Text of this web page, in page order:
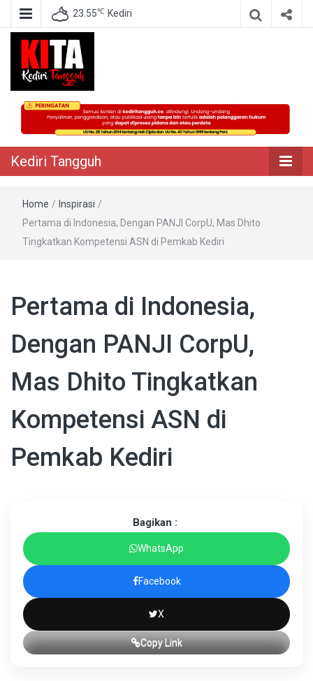
23.55℃ Kediri
Kediri Tangguh
Berita Akurat Terpercaya
Kediri Tangguh
Home / Inspirasi /
Pertama di Indonesia, Dengan PANJI CorpU, Mas Dhito
Tingkatkan Kompetensi ASN di Pemkab Kediri
Pertama di Indonesia,
Dengan PANJI CorpU,
Mas Dhito Tingkatkan
Kompetensi ASN di
Pemkab Kediri
Bagikan :
WhatsApp
Facebook
X
Copy Link